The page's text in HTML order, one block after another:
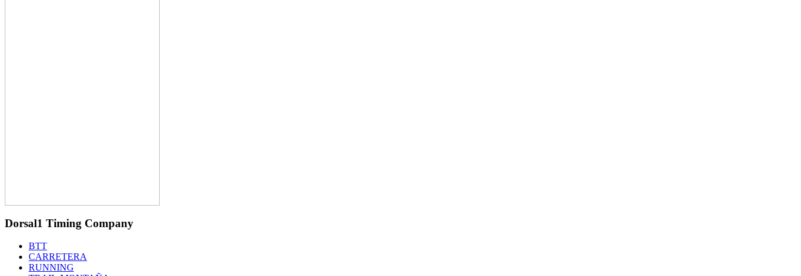
Dorsal1 Timing Company
BTT
CARRETERA
RUNNING